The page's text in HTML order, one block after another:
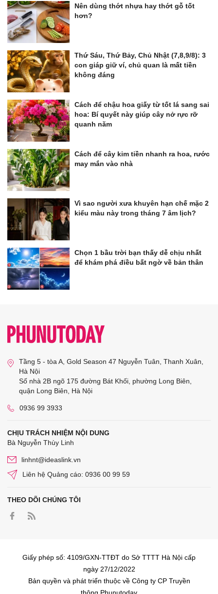
Nên dùng thớt nhựa hay thớt gỗ tốt
hơn?
Thứ Sáu, Thứ Bảy, Chủ Nhật (7,8,9/8): 3
con giáp giữ ví, chủ quan là mất tiền
không đáng
Cách để chậu hoa giấy từ tốt lá sang sai
hoa: Bí quyết này giúp cây nở rực rỡ
quanh năm
Cách để cây kim tiền nhanh ra hoa, rước
may mắn vào nhà
Vì sao người xưa khuyên hạn chế mặc 2
kiểu màu này trong tháng 7 âm lịch?
Chọn 1 bầu trời bạn thấy dễ chịu nhất
để khám phá điều bất ngờ về bản thân
Tầng 5 - tòa A, Gold Season 47 Nguyễn Tuân, Thanh Xuân,
Hà Nội
Số nhà 2B ngõ 175 đường Bát Khối, phường Long Biên,
quận Long Biên, Hà Nội
0936 99 3933
CHỊU TRÁCH NHIỆM NỘI DUNG
Bà Nguyễn Thùy Linh
linhnt@ideaslink.vn
Liên hệ Quảng cáo: 0936 00 99 59
THEO DÕI CHÚNG TÔI
Giấy phép số: 4109/GXN-TTĐT do Sở TTTT Hà Nội cấp
ngày 27/12/2022
Bản quyền và phát triển thuộc về Công ty CP Truyền